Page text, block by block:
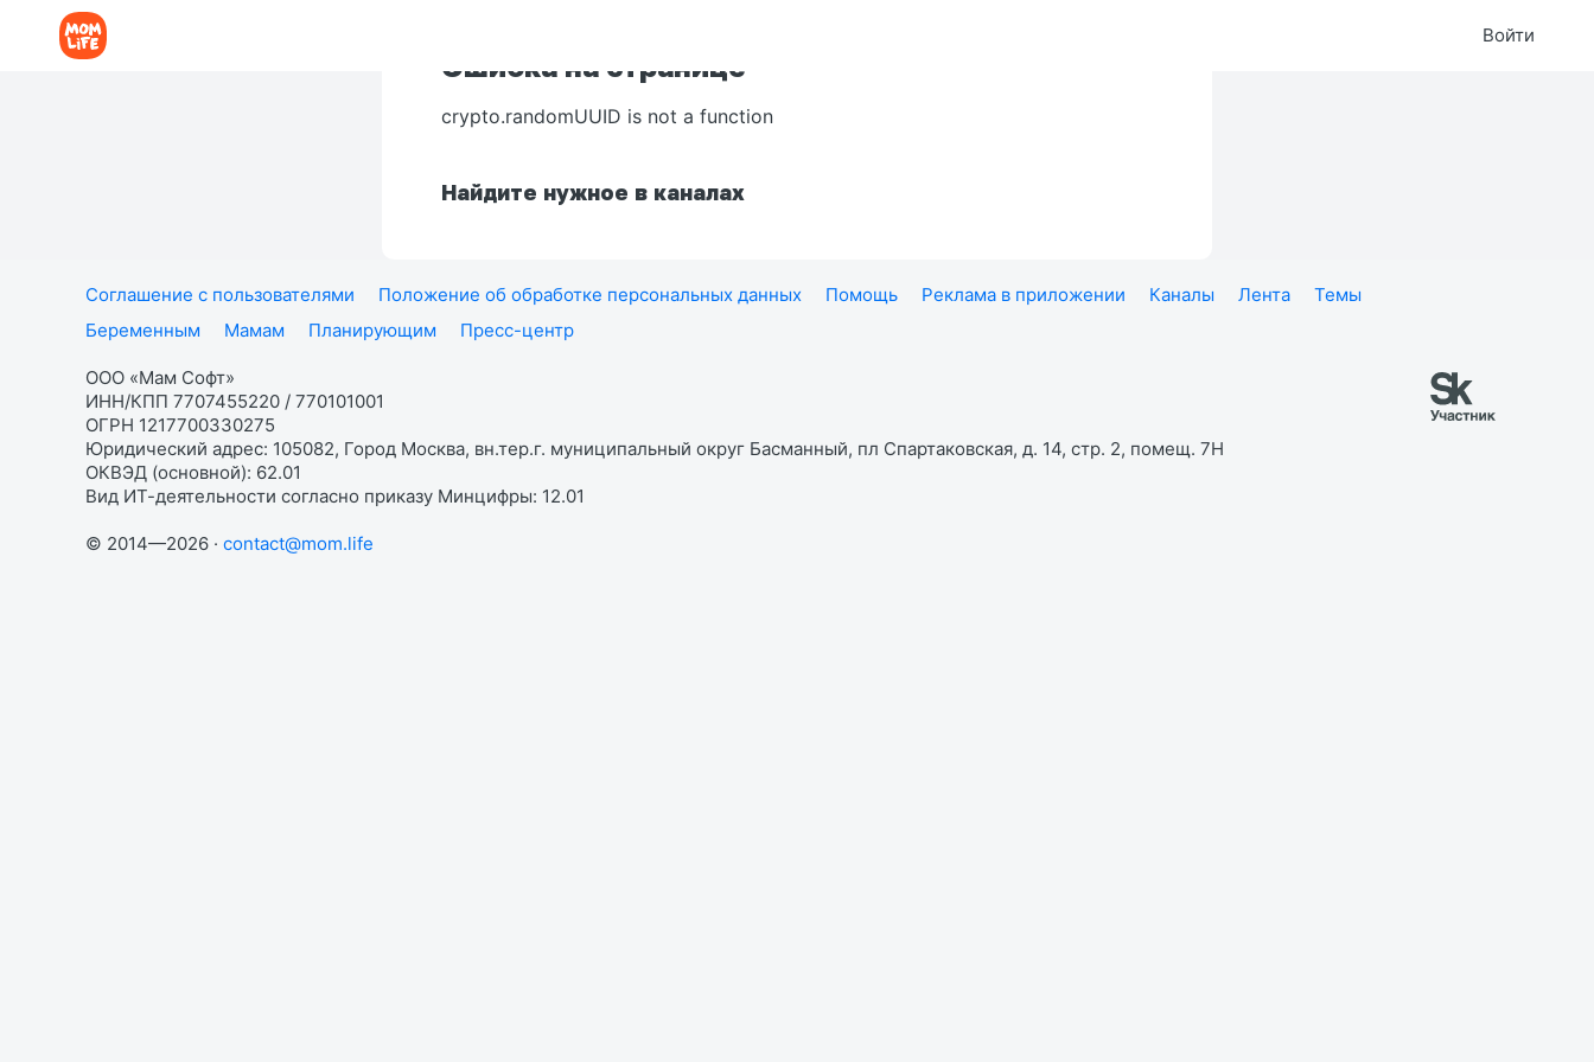
Войти
Ошибка на странице
crypto.randomUUID is not a function
Найдите нужное в каналах
Соглашение с пользователями Положение об обработке персональных данных Помощь Реклама в приложении Каналы Лента
Темы
Беременным
Мамам Планирующим Пресс-центр
ООО «Мам Софт»
ИНН/КПП 7707455220 / 770101001
ОГРН 1217700330275
Юридический адрес: 105082, Город Москва, вн.тер.г. муниципальный округ Басманный, пл Спартаковская, д. 14, стр. 2, помещ. 7Н
ОКВЭД (основной): 62.01
Вид ИТ-деятельности согласно приказу Минцифры: 12.01
© 2014—2026 · contact@mom.life